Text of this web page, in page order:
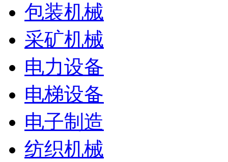
包装机械
采矿机械
电力设备
电梯设备
电子制造
纺织机械